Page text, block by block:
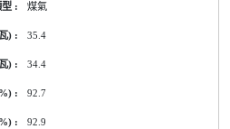
煤氣
35.4
34.4
92.7
92.9